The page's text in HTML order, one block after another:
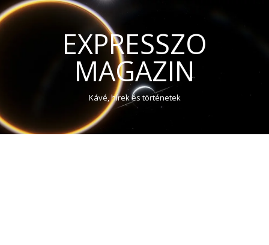
EXPRESSZO
MAGAZIN
Kávé, hírek és történetek